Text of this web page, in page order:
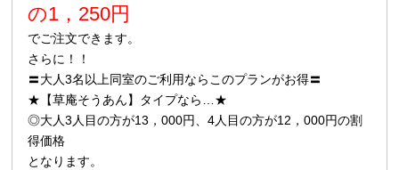
の1，250円
でご注文できます。
さらに！！
〓大人3名以上同室のご利用ならこのプランがお得〓
★【草庵そうあん】タイプなら…★
◎大人3人目の方が13，000円、4人目の方が12，000円の割
得価格
となります。